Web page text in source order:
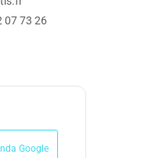
07 73 26
Google